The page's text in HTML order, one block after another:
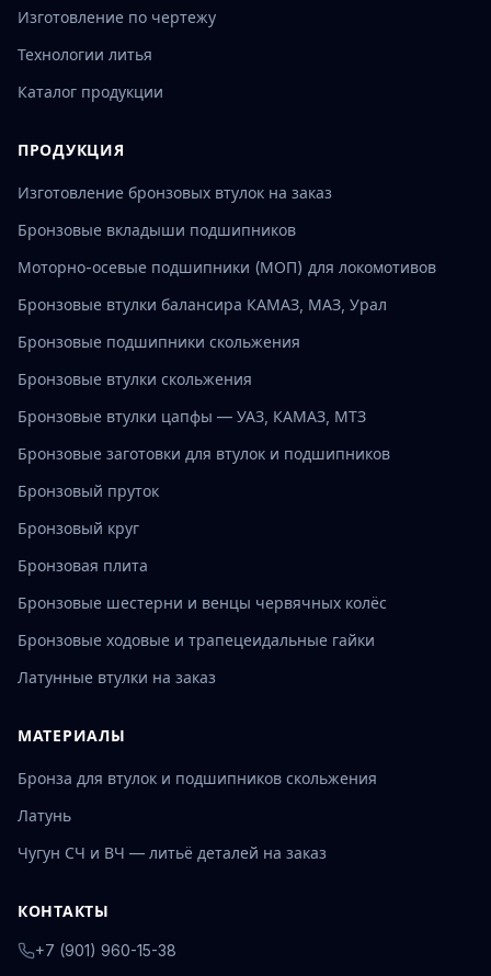
Изготовление по чертежу
Технологии литья
Каталог продукции
ПРОДУКЦИЯ
Изготовление бронзовых втулок на заказ
Бронзовые вкладыши подшипников
Моторно-осевые подшипники (МОП) для локомотивов
Бронзовые втулки балансира КАМАЗ, МАЗ, Урал
Бронзовые подшипники скольжения
Бронзовые втулки скольжения
Бронзовые втулки цапфы — УАЗ, КАМАЗ, МТЗ
Бронзовые заготовки для втулок и подшипников
Бронзовый пруток
Бронзовый круг
Бронзовая плита
Бронзовые шестерни и венцы червячных колёс
Бронзовые ходовые и трапецеидальные гайки
Латунные втулки на заказ
МАТЕРИАЛЫ
Бронза для втулок и подшипников скольжения
Латунь
Чугун СЧ и ВЧ — литьё деталей на заказ
КОНТАКТЫ
+7 (901) 960-15-38